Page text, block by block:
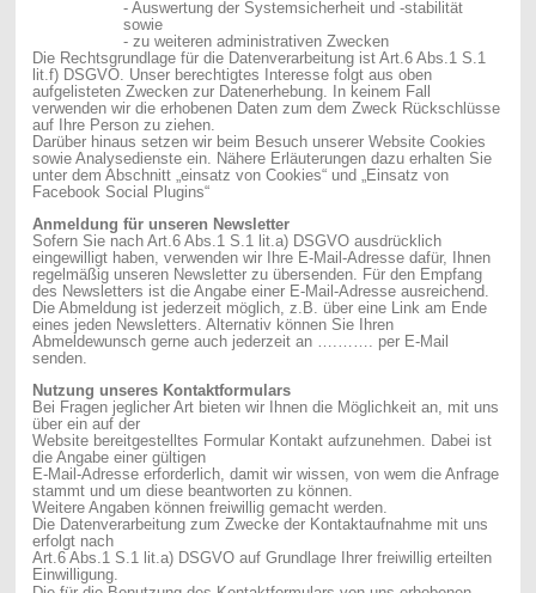
- Auswertung der Systemsicherheit und -stabilität
sowie
- zu weiteren administrativen Zwecken
Die Rechtsgrundlage für die Datenverarbeitung ist Art.6 Abs.1 S.1
lit.f) DSGVO. Unser berechtigtes Interesse folgt aus oben
aufgelisteten Zwecken zur Datenerhebung. In keinem Fall
verwenden wir die erhobenen Daten zum dem Zweck Rückschlüsse
auf Ihre Person zu ziehen.
Darüber hinaus setzen wir beim Besuch unserer Website Cookies
sowie Analysedienste ein. Nähere Erläuterungen dazu erhalten Sie
unter dem Abschnitt „einsatz von Cookies“ und „Einsatz von
Facebook Social Plugins“
Anmeldung für unseren Newsletter
Sofern Sie nach Art.6 Abs.1 S.1 lit.a) DSGVO ausdrücklich
eingewilligt haben, verwenden wir Ihre E-Mail-Adresse dafür, Ihnen
regelmäßig unseren Newsletter zu übersenden. Für den Empfang
des Newsletters ist die Angabe einer E-Mail-Adresse ausreichend.
Die Abmeldung ist jederzeit möglich, z.B. über eine Link am Ende
eines jeden Newsletters. Alternativ können Sie Ihren
Abmeldewunsch gerne auch jederzeit an ….……. per E-Mail
senden.
Nutzung unseres Kontaktformulars
Bei Fragen jeglicher Art bieten wir Ihnen die Möglichkeit an, mit uns
über ein auf der
Website bereitgestelltes Formular Kontakt aufzunehmen. Dabei ist
die Angabe einer gültigen
E-Mail-Adresse erforderlich, damit wir wissen, von wem die Anfrage
stammt und um diese beantworten zu können.
Weitere Angaben können freiwillig gemacht werden.
Die Datenverarbeitung zum Zwecke der Kontaktaufnahme mit uns
erfolgt nach
Art.6 Abs.1 S.1 lit.a) DSGVO auf Grundlage Ihrer freiwillig erteilten
Einwilligung.